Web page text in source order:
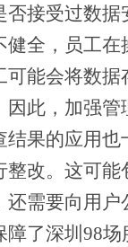
否接受过数据
健全，员工
可能会将数
因此，加强管
结果的应用也
整改。这可能
还需要向用
障了深圳98